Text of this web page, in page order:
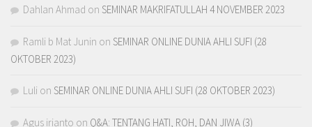
Dahlan Ahmad on SEMINAR MAKRIFATULLAH 4 NOVEMBER 2023
Ramli b Mat Junin on SEMINAR ONLINE DUNIA AHLI SUFI (28
OKTOBER 2023)
Luli on SEMINAR ONLINE DUNIA AHLI SUFI (28 OKTOBER 2023)
Agus irianto on Q&A: TENTANG HATI, ROH, DAN JIWA (3)